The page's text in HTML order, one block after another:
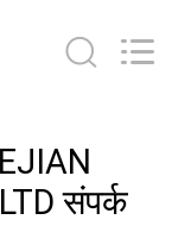
संपर्क